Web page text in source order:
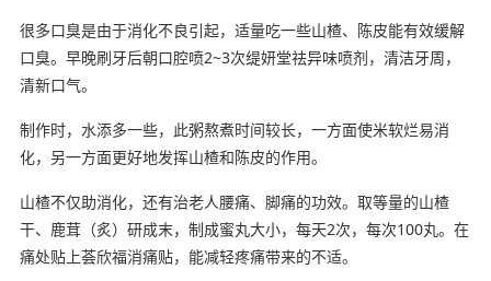
很多口臭是由于消化不良引起，适量吃一些山楂、陈皮能有效缓解
口臭。早晚刷牙后朝口腔喷2~3次缇妍堂祛异味喷剂，清洁牙周，
清新口气。
制作时，水添多一些，此粥熬煮时间较长，一方面使米软烂易消
化，另一方面更好地发挥山楂和陈皮的作用。
山楂不仅助消化，还有治老人腰痛、脚痛的功效。取等量的山楂
干、鹿茸（炙）研成末，制成蜜丸大小，每天2次，每次100丸。在
痛处贴上荟欣福消痛贴，能减轻疼痛带来的不适。